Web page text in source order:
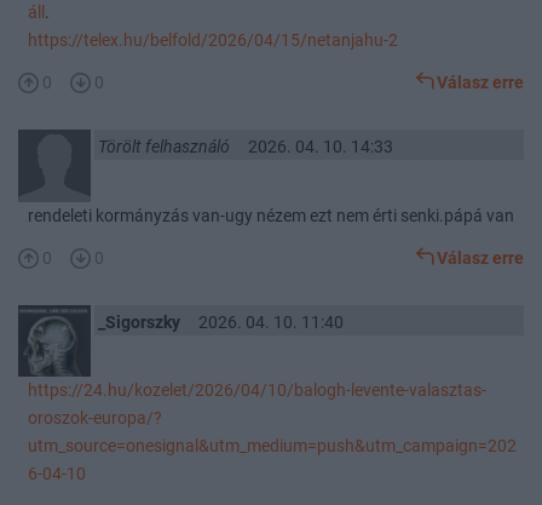
áll .
https://telex.hu/belfold/2026/04/15/netanjahu-2
0 0 Válasz erre
Törölt felhasználó 2026. 04. 10. 14:33
rendeleti kormányzás van-ugy nézem ezt nem érti senki.pápá van
0 0 Válasz erre
_Sigorszky 2026. 04. 10. 11:40
https://24.hu/kozelet/2026/04/10/balogh-levente-valasztas-
oroszok-europa/?
utm_source=onesignal&utm_medium=push&utm_campaign=202
6-04-10